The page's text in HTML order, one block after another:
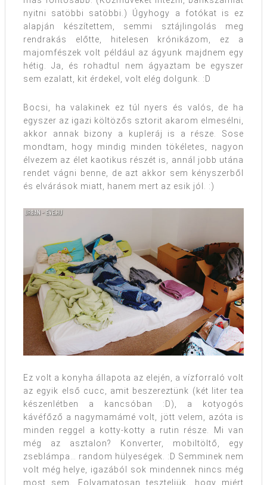
nyitni satöbbi satöbbi.) Úgyhogy a fotókat is ez
alapján készítettem, semmi sztájlingolás meg
rendrakás előtte, hitelesen krónikázom, ez a
majomfészek volt például az ágyunk majdnem egy
hétig. Ja, és rohadtul nem ágyaztam be egyszer
sem ezalatt, kit érdekel, volt elég dolgunk. :D
Bocsi, ha valakinek ez túl nyers és valós, de ha
egyszer az igazi költözős sztorit akarom elmesélni,
akkor annak bizony a kupleráj is a része. Sose
mondtam, hogy mindig minden tökéletes, nagyon
élvezem az élet kaotikus részét is, annál jobb utána
rendet vágni benne, de azt akkor sem kényszerből
és elvárások miatt, hanem mert az esik jól. :)
Ez volt a konyha állapota az elején, a vízforraló volt
az egyik első cucc, amit beszereztünk (két liter tea
készenlétben a kancsóban :D), a kotyogós
kávéfőző a nagymamámé volt, jött velem, azóta is
minden reggel a kotty-kotty a rutin része. Mi van
még az asztalon? Konverter, mobiltöltő, egy
zseblámpa… random hülyeségek. :D Semminek nem
volt még helye, igazából sok mindennek nincs még
most sem. Folyamatosan teszteljük, hogy miért